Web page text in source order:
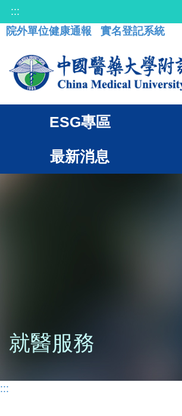
:::
院外單位健康通報
實名登記系統
ESG專區
最新消息
就醫服務
:::